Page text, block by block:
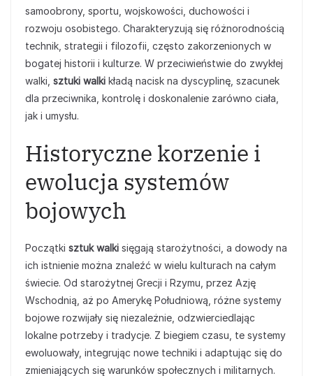
samoobrony, sportu, wojskowości, duchowości i
rozwoju osobistego. Charakteryzują się różnorodnością
technik, strategii i filozofii, często zakorzenionych w
bogatej historii i kulturze. W przeciwieństwie do zwykłej
walki, sztuki walki kładą nacisk na dyscyplinę, szacunek
dla przeciwnika, kontrolę i doskonalenie zarówno ciała,
jak i umysłu.
Historyczne korzenie i
ewolucja systemów
bojowych
Początki sztuk walki sięgają starożytności, a dowody na
ich istnienie można znaleźć w wielu kulturach na całym
świecie. Od starożytnej Grecji i Rzymu, przez Azję
Wschodnią, aż po Amerykę Południową, różne systemy
bojowe rozwijały się niezależnie, odzwierciedlając
lokalne potrzeby i tradycje. Z biegiem czasu, te systemy
ewoluowały, integrując nowe techniki i adaptując się do
zmieniających się warunków społecznych i militarnych.